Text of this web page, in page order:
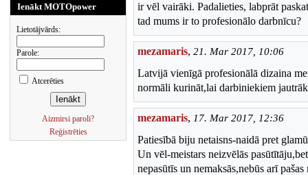
Ienākt MOTOpower
Lietotājvārds:
Parole:
Atcerēties
Aizmirsi paroli?
Reģistrēties
ir vēl vairāki. Padalieties, labprāt
tad mums ir to profesionālo darbnīcu?
mezamaris, 21. Mar 2017, 10:06
Latvijā vienīgā profesionālā dizaina
normāli kurināt,lai darbiniekiem
mezamaris, 17. Mar 2017, 12:36
Patiesībā biju netaisns-naidā pret
Un vēl-meistars neizvēlās
nepasūtīs un nemaksās,nebūs arī